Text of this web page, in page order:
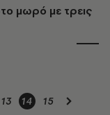
μωρό με τρεις
13 14 15